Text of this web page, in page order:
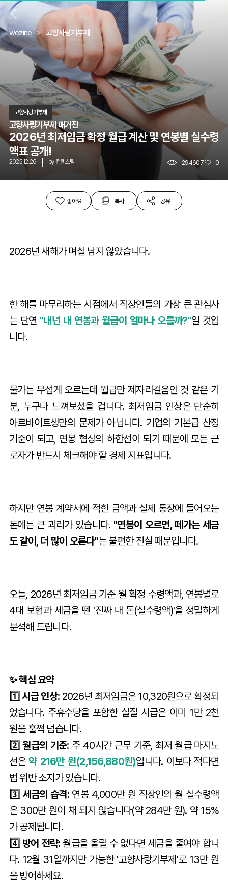
뒤
wezine 고향사랑기부제
고향사랑기부제
고향사량기부제 매거진
2026년 최저임금 확정 월급 계산 및 연봉별 실수령
액표 공개!
2025.12.26 by 컨텐츠팀 294607 0
좋아요 복사 공유
2026년 새해가 며칠 남지 않았습니다.
한 해를 마무리하는 시점에서 직장인들의 가장 큰 관심사
는 단연 "내년 내 연봉과 월급이 얼마나 오를까?"일 것입
니다.
물가는 무섭게 오르는데 월급만 제자리걸음인 것 같은 기
분, 누구나 느껴보셨을 겁니다. 최저임금 인상은 단순히
아르바이트생만의 문제가 아닙니다. 기업의 기본급 산정
기준이 되고, 연봉 협상의 하한선이 되기 때문에 모든 근
로자가 반드시 체크해야 할 경제 지표입니다.
하지만 연봉 계약서에 적힌 금액과 실제 통장에 들어오는
돈에는 큰 괴리가 있습니다. "연봉이 오르면, 떼가는 세금
도 같이, 더 많이 오른다"는 불편한 진실 때문입니다.
오늘, 2026년 최저임금 기준 월 확정 수령액과, 연봉별로
4대 보험과 세금을 뗀 '진짜 내 돈(실수령액)'을 정밀하게
분석해 드립니다.
✨ 핵심 요약
1️⃣시급 인상: 2026년 최저임금은 10,320원으로 확정되
었습니다. 주휴수당을 포함한 실질 시급은 이미 1만 2천
원을 훌쩍 넘습니다.
2️⃣월급의 기준: 주 40시간 근무 기준, 최저 월급 마지노
선은약 216만 원(2,156,880원)입니다. 이보다 적다면
법 위반 소지가 있습니다.
3️⃣ 세금의 습격:연봉 4,000만 원 직장인의 월 실수령액
은 300만 원이 채 되지 않습니다(약 284만 원). 약 15%
가 공제됩니다.
4️⃣ 방어 전략: 월급을 올릴 수 없다면 세금을 줄여야 합니
다. 12월 31일까지만 가능한 '고향사랑기부제'로 13만 원
을 방어하세요.